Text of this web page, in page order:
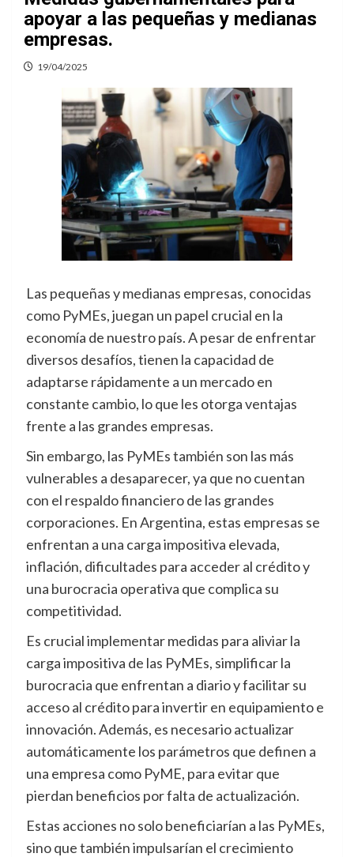
apoyar a las pequeñas y medianas
empresas.
19/04/2025
Las pequeñas y medianas empresas, conocidas
como PyMEs, juegan un papel crucial en la
economía de nuestro país. A pesar de enfrentar
diversos desafíos, tienen la capacidad de
adaptarse rápidamente a un mercado en
constante cambio, lo que les otorga ventajas
frente a las grandes empresas.
Sin embargo, las PyMEs también son las más
vulnerables a desaparecer, ya que no cuentan
con el respaldo financiero de las grandes
corporaciones. En Argentina, estas empresas se
enfrentan a una carga impositiva elevada,
inflación, dificultades para acceder al crédito y
una burocracia operativa que complica su
competitividad.
Es crucial implementar medidas para aliviar la
carga impositiva de las PyMEs, simplificar la
burocracia que enfrentan a diario y facilitar su
acceso al crédito para invertir en equipamiento e
innovación. Además, es necesario actualizar
automáticamente los parámetros que definen a
una empresa como PyME, para evitar que
pierdan beneficios por falta de actualización.
Estas acciones no solo beneficiarían a las PyMEs,
sino que también impulsarían el crecimiento